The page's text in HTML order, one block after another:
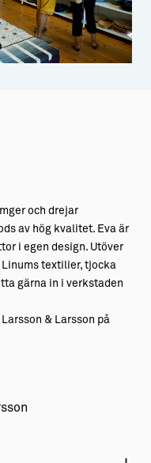
och drejar
av hög kvalitet. Eva är
i egen design. Utöver
textilier, tjocka
gärna in i verkstaden
& Larsson på